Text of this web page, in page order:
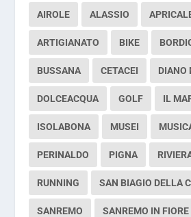
AIROLE ALASSIO
ARTIGIANATO BIKE
BUSSANA CETACEI DIANO
DOLCEACQUA GOLF IL
ISOLABONA MUSEI
PERINALDO PIGNA
RUNNING SAN BIAGIO DELLA
SANREMO SANREMO IN FIORE